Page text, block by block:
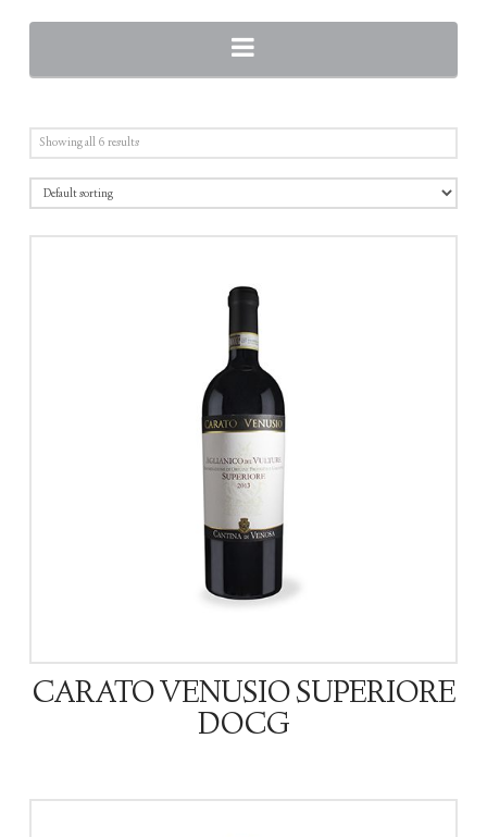
Navigation
Showing all 6 results
CARATO VENUSIO SUPERIORE
DOCG